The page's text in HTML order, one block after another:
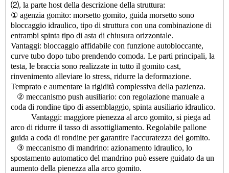
⑵, la parte host della descrizione della struttura:
① agenzia gomito: morsetto gomito, guida morsetto sono
bloccaggio idraulico, tipo di struttura con una combinazione di
entrambi spinta tipo di asta di chiusura orizzontale.
Vantaggi: bloccaggio affidabile con funzione autobloccante,
curve tubo dopo tubo prendendo comoda. Le parti principali, la
testa, le braccia sono realizzate in tutto il gomito cast,
rinvenimento alleviare lo stress, ridurre la deformazione.
Temprato e aumentare la rigidità complessiva della pazienza.
② meccanismo push ausiliario: con regolazione manuale a
coda di rondine tipo di assemblaggio, spinta ausiliario idraulico.
Vantaggi: maggiore pienezza al arco gomito, si piega ad
arco di ridurre il tasso di assottigliamento. Regolabile pallone
guida a coda di rondine per garantire l'accuratezza del gomito.
③ meccanismo di mandrino: azionamento idraulico, lo
spostamento automatico del mandrino può essere guidato da un
aumento della pienezza alla arco gomito.